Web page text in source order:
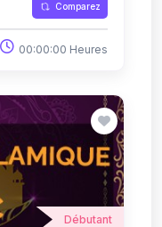
Comparez
00:00:00 Heures
Débutant